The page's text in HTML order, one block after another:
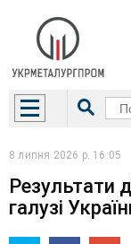
8 липня 2026 р. 16:05
Результати
галузі